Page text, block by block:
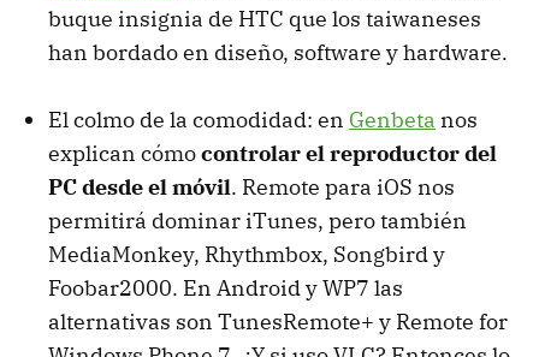
buque insignia de HTC que los taiwaneses
han bordado en diseño, software y hardware.
El colmo de la comodidad: en Genbeta nos
explican cómocontrolar el reproductor del
PC desde el móvil. Remote para iOS nos
permitirá dominar iTunes, pero también
MediaMonkey, Rhythmbox, Songbird y
Foobar2000. En Android y WP7 las
alternativas son TunesRemote+ y Remote for